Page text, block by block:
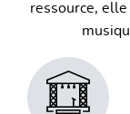
ressource,